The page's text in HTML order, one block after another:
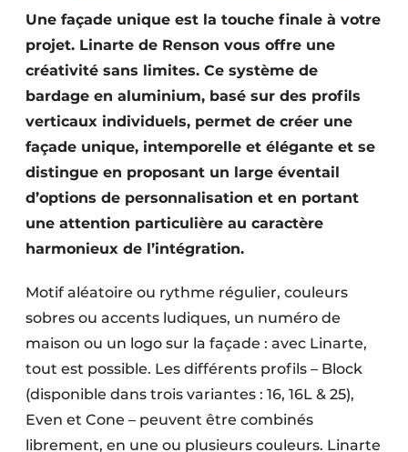
Une façade unique est la touche finale à votre
projet. Linarte de Renson vous offre une
créativité sans limites. Ce système de
bardage en aluminium, basé sur des profils
verticaux individuels, permet de créer une
façade unique, intemporelle et élégante et se
distingue en proposant un large éventail
d’options de personnalisation et en portant
une attention particulière au caractère
harmonieux de l’intégration.
Motif aléatoire ou rythme régulier, couleurs
sobres ou accents ludiques, un numéro de
maison ou un logo sur la façade : avec Linarte,
tout est possible. Les différents profils – Block
(disponible dans trois variantes : 16, 16L & 25),
Even et Cone – peuvent être combinés
librement, en une ou plusieurs couleurs. Linarte